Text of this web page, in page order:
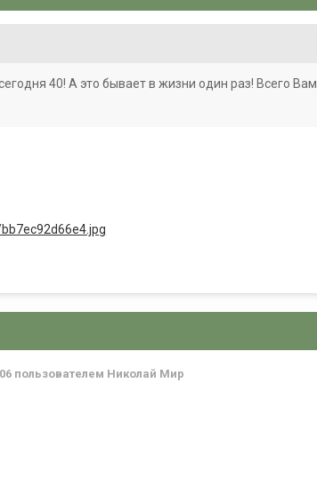
40! А это бывает в жизни один раз! Всего Вам
пользователем Николай Мир